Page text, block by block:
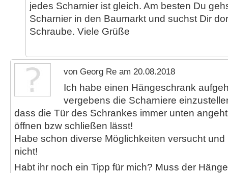
jedes Scharnier ist gleich. Am besten Du
Scharnier in den Baumarkt und suchst Dir
Schraube. Viele Grüße
von Georg Re am 20.08.2018
Ich habe einen Hängeschrank
vergebens die Scharniere
dass die Tür des Schrankes immer unten
öffnen bzw schließen lässt!
Habe schon diverse Möglichkeiten versucht
nicht!
Habt ihr noch ein Tipp für mich? Muss der